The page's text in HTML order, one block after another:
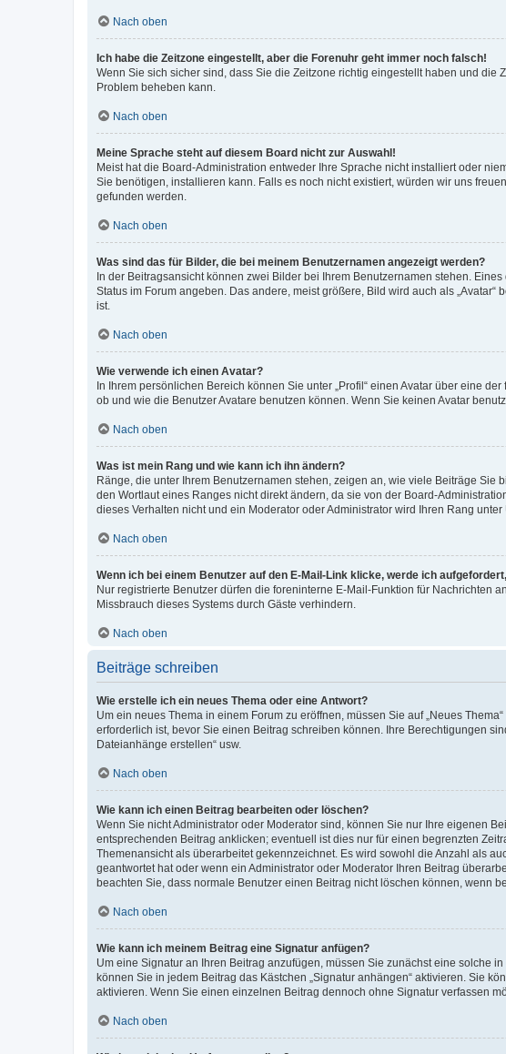
Nach oben
Ich habe die Zeitzone eingestellt, aber die Forenuhr geht immer noch falsch!
Wenn Sie sich sicher sind, dass Sie die Zeitzone richtig eingestellt haben und die
Problem beheben kann.
Nach oben
Meine Sprache steht auf diesem Board nicht zur Auswahl!
Meist hat die Board-Administration entweder Ihre Sprache nicht installiert oder
Sie benötigen, installieren kann. Falls es noch nicht existiert, würden wir uns
gefunden werden.
Nach oben
Was sind das für Bilder, die bei meinem Benutzernamen angezeigt werden?
In der Beitragsansicht können zwei Bilder bei Ihrem Benutzernamen stehen.
Status im Forum angeben. Das andere, meist größere, Bild wird auch als
ist.
Nach oben
Wie verwende ich einen Avatar?
In Ihrem persönlichen Bereich können Sie unter „Profil“ einen Avatar über eine
ob und wie die Benutzer Avatare benutzen können. Wenn Sie keinen Avatar
Nach oben
Was ist mein Rang und wie kann ich ihn ändern?
Ränge, die unter Ihrem Benutzernamen stehen, zeigen an, wie viele Beiträge
den Wortlaut eines Ranges nicht direkt ändern, da sie von der Board-
dieses Verhalten nicht und ein Moderator oder Administrator wird Ihren Rang
Nach oben
Wenn ich bei einem Benutzer auf den E-Mail-Link klicke, werde ich
Nur registrierte Benutzer dürfen die foreninterne E-Mail-Funktion für Nachrichten
Missbrauch dieses Systems durch Gäste verhindern.
Nach oben
Beiträge schreiben
Wie erstelle ich ein neues Thema oder eine Antwort?
Um ein neues Thema in einem Forum zu eröffnen, müssen Sie auf „Neues
erforderlich ist, bevor Sie einen Beitrag schreiben können. Ihre Berechtigungen
Dateianhänge erstellen“ usw.
Nach oben
Wie kann ich einen Beitrag bearbeiten oder löschen?
Wenn Sie nicht Administrator oder Moderator sind, können Sie nur Ihre eigenen
entsprechenden Beitrag anklicken; eventuell ist dies nur für einen begrenzten
Themenansicht als überarbeitet gekennzeichnet. Es wird sowohl die Anzahl als
geantwortet hat oder wenn ein Administrator oder Moderator Ihren Beitrag
beachten Sie, dass normale Benutzer einen Beitrag nicht löschen können, wenn
Nach oben
Wie kann ich meinem Beitrag eine Signatur anfügen?
Um eine Signatur an Ihren Beitrag anzufügen, müssen Sie zunächst eine solche
können Sie in jedem Beitrag das Kästchen „Signatur anhängen“ aktivieren. Sie
aktivieren. Wenn Sie einen einzelnen Beitrag dennoch ohne Signatur verfassen
Nach oben